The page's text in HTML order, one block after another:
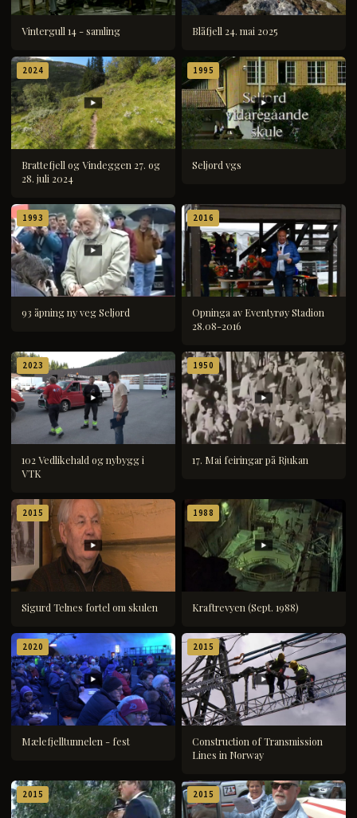
Vintergull 14 - samling Blåfjell 24. mai 2025
2024
Brattefjell og Vindeggen 27. og
28. juli 2024
1995
Seljord vgs
1993
93 åpning ny veg Seljord
2016
Opninga av Eventyrøy Stadion
28.08-2016
2023
102 Vedlikehald og nybygg i
VTK
1950
17. Mai feiringar på Rjukan
2015
Sigurd Telnes fortel om skulen
1988
Kraftrevyen (Sept. 1988)
2020
Mælefjelltunnelen - fest
2015
Construction of Transmission
Lines in Norway
2015 2015